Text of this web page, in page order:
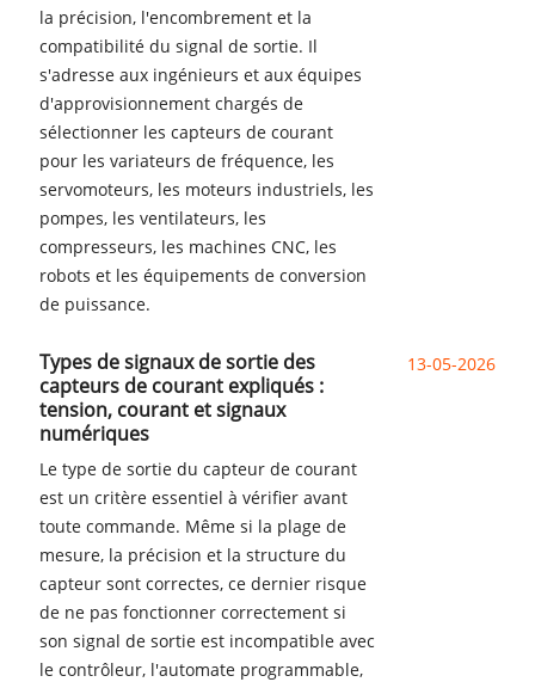
la précision, l'encombrement et la
compatibilité du signal de sortie. Il
s'adresse aux ingénieurs et aux équipes
d'approvisionnement chargés de
sélectionner les capteurs de courant
pour les variateurs de fréquence, les
servomoteurs, les moteurs industriels, les
pompes, les ventilateurs, les
compresseurs, les machines CNC, les
robots et les équipements de conversion
de puissance.
13-05-2026
Types de signaux de sortie des
capteurs de courant expliqués :
tension, courant et signaux
numériques
Le type de sortie du capteur de courant
est un critère essentiel à vérifier avant
toute commande. Même si la plage de
mesure, la précision et la structure du
capteur sont correctes, ce dernier risque
de ne pas fonctionner correctement si
son signal de sortie est incompatible avec
le contrôleur, l'automate programmable,